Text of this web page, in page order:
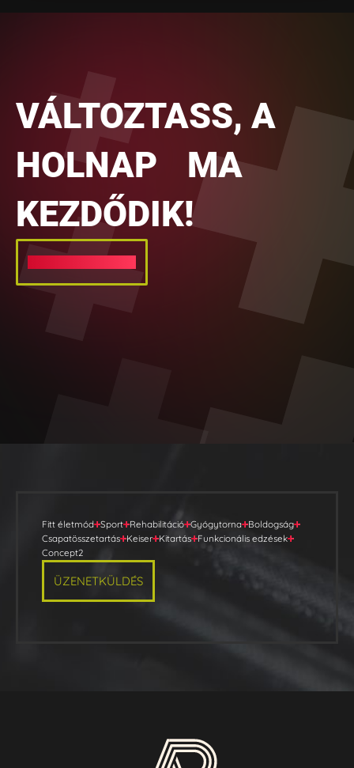
VÁLTOZTASS, A
HOLNAP MA
KEZDŐDIK!
ÜZENETKÜLDÉS
Fitt életmód Sport Rehabilitáció Gyógytorna Boldogság
Csapatösszetartás Keiser Kitartás Funkcionális edzések
Concept2
ÜZENETKÜLDÉS